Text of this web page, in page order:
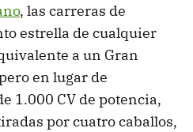
, las carreras de
estrella de cualquier
a un Gran
en lugar de
1.000 CV de potencia,
por cuatro caballos,